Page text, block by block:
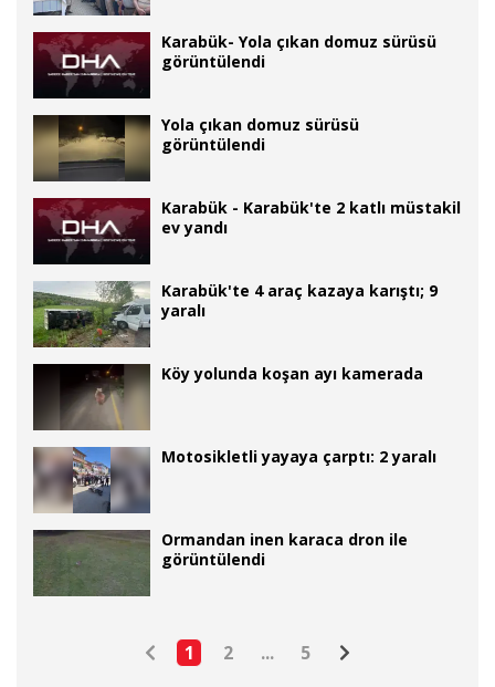
Karabük- Yola çıkan domuz sürüsü
görüntülendi
Yola çıkan domuz sürüsü
görüntülendi
Karabük - Karabük'te 2 katlı müstakil
ev yandı
Karabük'te 4 araç kazaya karıştı; 9
yaralı
Köy yolunda koşan ayı kamerada
Motosikletli yayaya çarptı: 2 yaralı
Ormandan inen karaca dron ile
görüntülendi
1 2 ... 5